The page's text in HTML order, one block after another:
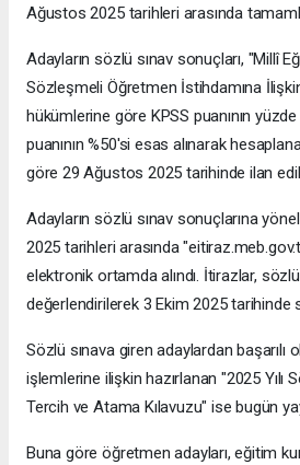
Ağustos 2025 tarihleri arasında
Adayların sözlü sınav sonuçları, "Millî
Sözleşmeli Öğretmen İstihdamına
hükümlerine göre KPSS puanının
puanının %50'si esas alınarak
göre 29 Ağustos 2025 tarihinde ilan
Adayların sözlü sınav sonuçlarına
2025 tarihleri arasında
elektronik ortamda alındı. İtirazlar,
değerlendirilerek 3 Ekim 2025 tarihinde
Sözlü sınava giren adaylardan başarılı
işlemlerine ilişkin hazırlanan "2025 Yılı
Tercih ve Atama Kılavuzu" ise bugün
Buna göre öğretmen adayları, eğitim